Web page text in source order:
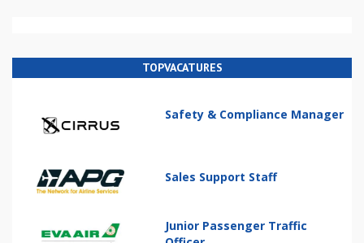
TOPVACATURES
Safety & Compliance Manager
Sales Support Staff
Junior Passenger Traffic